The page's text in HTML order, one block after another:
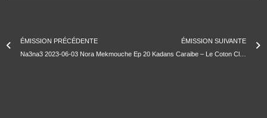
ÉMISSION PRÉCÉDENTE
Na3na3 2023-06-03 Nora Mekmouche
ÉMISSION SUIVANTE
Ep 20 Kadans Caraibe – Le Coton Club